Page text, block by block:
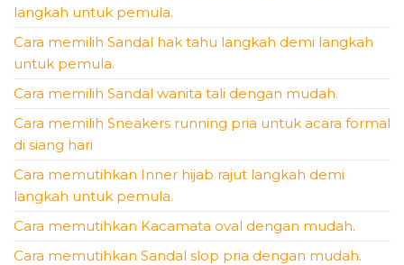
langkah untuk pemula.
Cara memilih Sandal hak tahu langkah demi langkah
untuk pemula.
Cara memilih Sandal wanita tali dengan mudah.
Cara memilih Sneakers running pria untuk acara formal
di siang hari
Cara memutihkan Inner hijab rajut langkah demi
langkah untuk pemula.
Cara memutihkan Kacamata oval dengan mudah.
Cara memutihkan Sandal slop pria dengan mudah.